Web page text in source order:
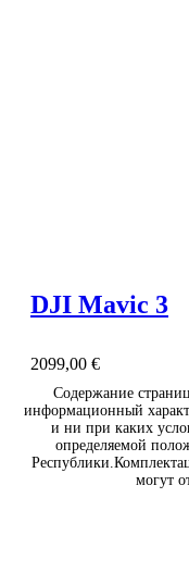
DJI Mavic 3
2099,00 €
Содержание
информационный
и ни при каких
определяемой
могут